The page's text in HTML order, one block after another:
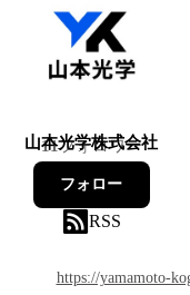
山本光学株式会社
11フォロワー
フォロー
RSS
https://yamamoto-